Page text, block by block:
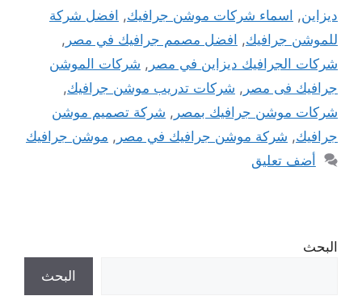
ديزاين, اسماء شركات موشن جرافيك, افضل شركة
للموشن جرافيك, افضل مصمم جرافيك في مصر ,
شركات الجرافيك ديزاين في مصر , شركات الموشن
جرافيك فى مصر , شركات تدريب موشن جرافيك,
شركات موشن جرافيك بمصر , شركة تصميم موشن
جرافيك, شركة موشن جرافيك في مصر , موشن جرافيك
أضف تعليق
البحث
البحث